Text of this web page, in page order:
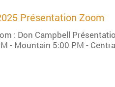
Présentation Zoom
: Don Campbell
- Mountain 5:00 PM -